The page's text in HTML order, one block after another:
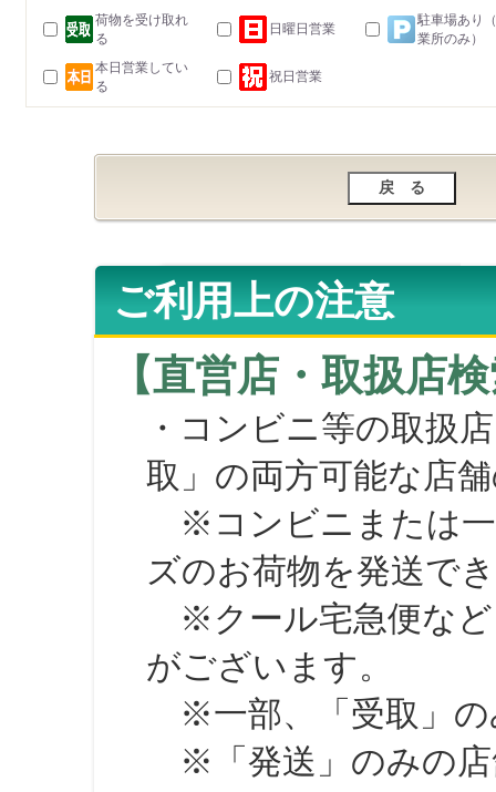
荷物を受け取れ
る
日曜日営業
駐車場あり
業所のみ）
本日営業してい
る
祝日営業
ご利用上の注意
【直営店・取扱店
・コンビニ等の取扱
取」の両方可能な店
※コンビニまたは一
ズのお荷物を発送で
※クール宅急便など
がございます。
※一部、「受取」の
※「発送」のみの店